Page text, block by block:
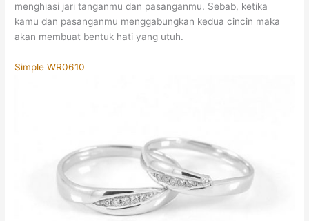
menghiasi jari tanganmu dan pasanganmu. Sebab, ketika
kamu dan pasanganmu menggabungkan kedua cincin maka
akan membuat bentuk hati yang utuh.
Simple WR0610